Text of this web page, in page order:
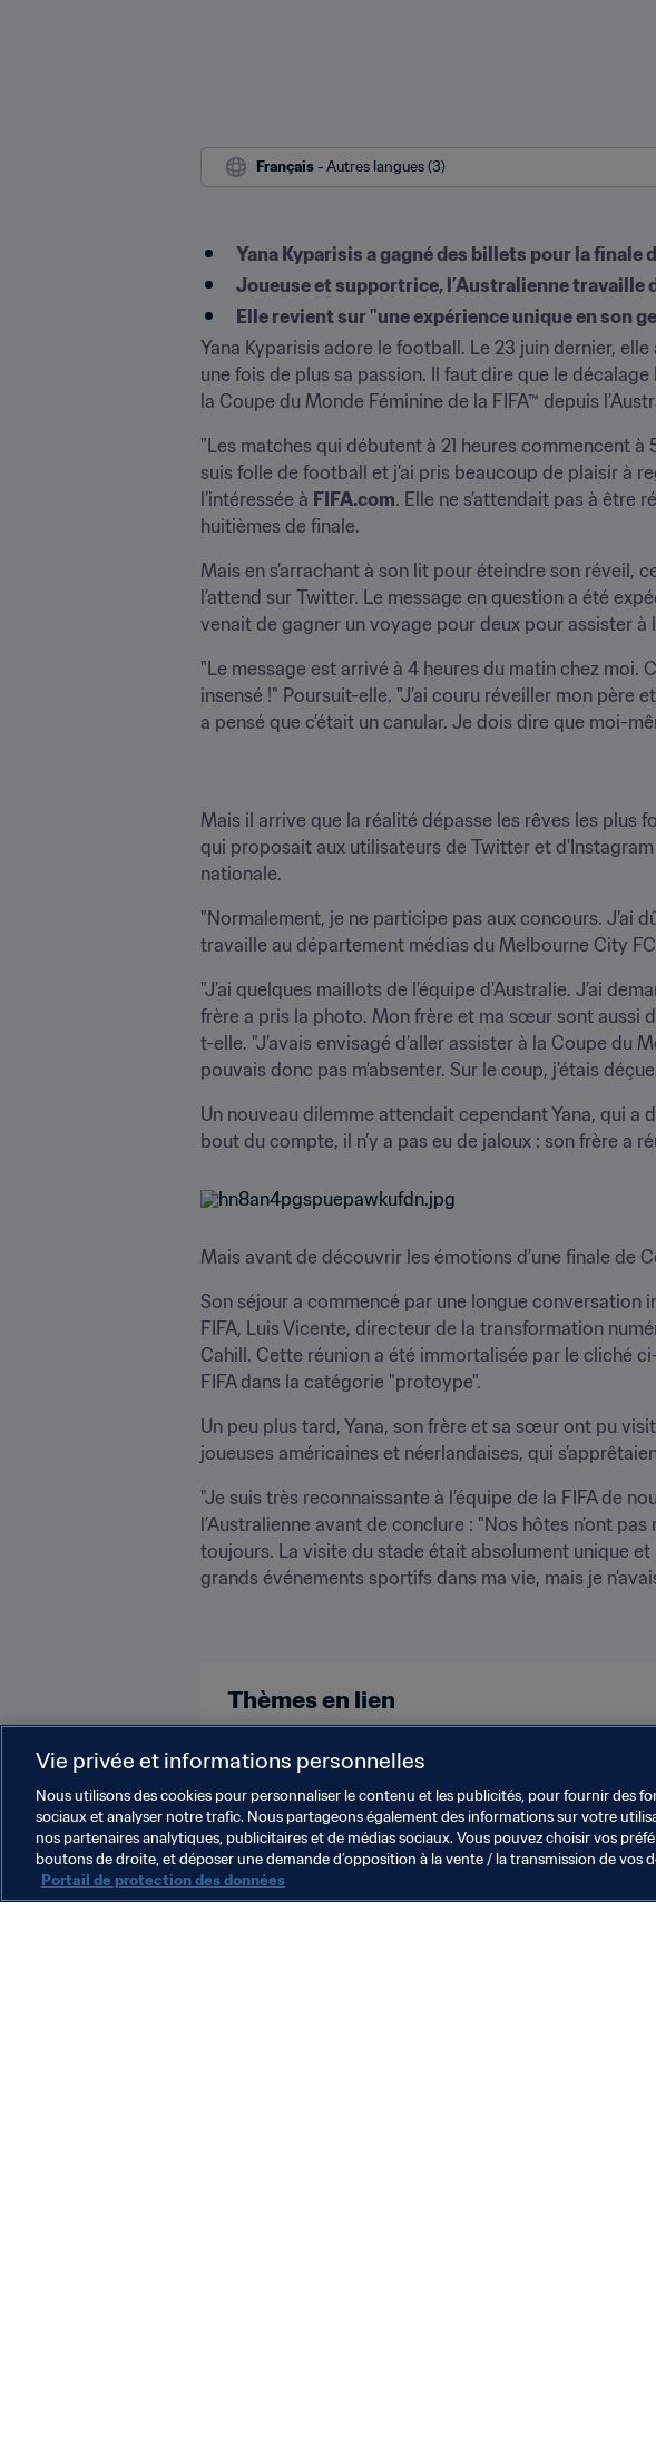
Français - Autres langues (3)
Yana Kyparisis a gagné des billets pour la
Joueuse et supportrice, l’Australienne travaille
Elle revient sur "une expérience unique en son
Yana Kyparisis adore le football. Le 23 juin dernier,
une fois de plus sa passion. Il faut dire que le
la Coupe du Monde Féminine de la FIFA™ depuis
"Les matches qui débutent à 21 heures commencent
suis folle de football et j’ai pris beaucoup de plaisir à
l’intéressée à FIFA.com. Elle ne s’attendait pas à être
huitièmes de finale.
Mais en s’arrachant à son lit pour éteindre son réveil,
l’attend sur Twitter. Le message en question a été
venait de gagner un voyage pour deux pour assister à
"Le message est arrivé à 4 heures du matin chez moi.
insensé !" Poursuit-elle. "J’ai couru réveiller mon père
a pensé que c’était un canular. Je dois dire que moi-
Mais il arrive que la réalité dépasse les rêves les plus
qui proposait aux utilisateurs de Twitter et
nationale.
"Normalement, je ne participe pas aux concours. J’ai
travaille au département médias du Melbourne City
"J’ai quelques maillots de l’équipe d’Australie. J’ai
frère a pris la photo. Mon frère et ma sœur sont aussi
t-elle. "J’avais envisagé d’aller assister à la Coupe du
pouvais donc pas m’absenter. Sur le coup, j’étais
Un nouveau dilemme attendait cependant Yana, qui a
bout du compte, il n’y a pas eu de jaloux : son frère a
Mais avant de découvrir les émotions d’une finale de
Son séjour a commencé par une longue
FIFA, Luis Vicente, directeur de la transformation
Cahill. Cette réunion a été immortalisée par le cliché
FIFA dans la catégorie "protoype".
Un peu plus tard, Yana, son frère et sa sœur ont pu
joueuses américaines et néerlandaises, qui
"Je suis très reconnaissante à l’équipe de la FIFA de
l’Australienne avant de conclure : "Nos hôtes n’ont
toujours. La visite du stade était absolument unique et
grands événements sportifs dans ma vie, mais je
Thèmes en lien
Australia
Vie privée et informations personnelles
Nous utilisons des cookies pour personnaliser le contenu et les publicités, pour fournir des
sociaux et analyser notre trafic. Nous partageons également des informations sur votre
nos partenaires analytiques, publicitaires et de médias sociaux. Vous pouvez choisir vos
boutons de droite, et déposer une demande d’opposition à la vente / la transmission de vos
Portail de protection des données